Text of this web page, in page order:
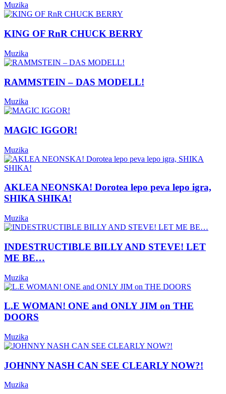
Muzika
KING OF RnR CHUCK BERRY
Muzika
RAMMSTEIN – DAS MODELL!
Muzika
MAGIC IGGOR!
Muzika
AKLEA NEONSKA! Dorotea lepo peva lepo igra,
SHIKA SHIKA!
Muzika
INDESTRUCTIBLE BILLY AND STEVE! LET
ME BE…
Muzika
L.E WOMAN! ONE and ONLY JIM on THE
DOORS
Muzika
JOHNNY NASH CAN SEE CLEARLY NOW?!
Muzika